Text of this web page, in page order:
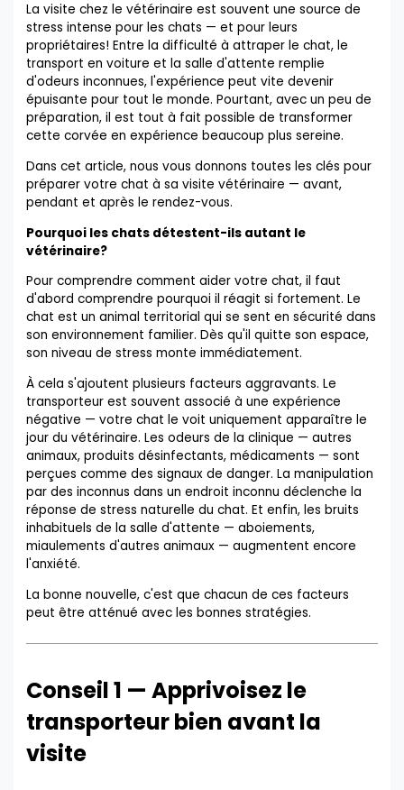
La visite chez le vétérinaire est souvent une source de
stress intense pour les chats — et pour leurs
propriétaires! Entre la difficulté à attraper le chat, le
transport en voiture et la salle d'attente remplie
d'odeurs inconnues, l'expérience peut vite devenir
épuisante pour tout le monde. Pourtant, avec un peu de
préparation, il est tout à fait possible de transformer
cette corvée en expérience beaucoup plus sereine.
Dans cet article, nous vous donnons toutes les clés pour
préparer votre chat à sa visite vétérinaire — avant,
pendant et après le rendez-vous.
Pourquoi les chats détestent-ils autant le
vétérinaire?
Pour comprendre comment aider votre chat, il faut
d'abord comprendre pourquoi il réagit si fortement. Le
chat est un animal territorial qui se sent en sécurité dans
son environnement familier. Dès qu'il quitte son espace,
son niveau de stress monte immédiatement.
À cela s'ajoutent plusieurs facteurs aggravants. Le
transporteur est souvent associé à une expérience
négative — votre chat le voit uniquement apparaître le
jour du vétérinaire. Les odeurs de la clinique — autres
animaux, produits désinfectants, médicaments — sont
perçues comme des signaux de danger. La manipulation
par des inconnus dans un endroit inconnu déclenche la
réponse de stress naturelle du chat. Et enfin, les bruits
inhabituels de la salle d'attente — aboiements,
miaulements d'autres animaux — augmentent encore
l'anxiété.
La bonne nouvelle, c'est que chacun de ces facteurs
peut être atténué avec les bonnes stratégies.
Conseil 1 — Apprivoisez le
transporteur bien avant la
visite